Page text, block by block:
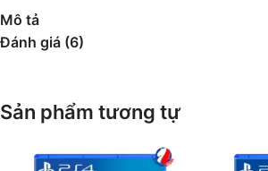
Mô tả
Đánh giá (6)
Sản phẩm tương tự